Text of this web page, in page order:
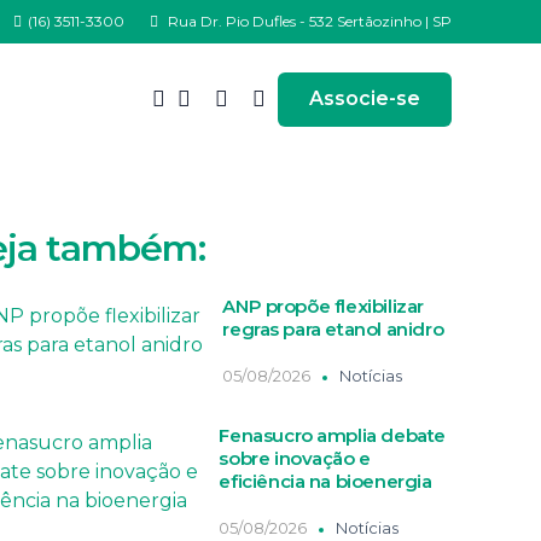
(16) 3511-3300 Rua Dr. Pio Dufles - 532 Sertãozinho | SP
Associe-se
também:
ANP propõe flexibilizar
regras para etanol anidro
05/08/2026 Notícias
Fenasucro amplia debate
sobre inovação e
eficiência na bioenergia
05/08/2026 Notícias